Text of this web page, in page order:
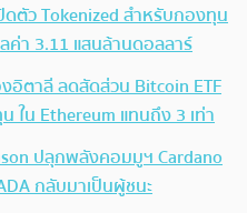
ดตัว Tokenized สำหรับกองทุน
ค่า 3.11 แสนล้านดอลลาร์
ตาลี ลดสัดส่วน Bitcoin ETF
ใน Ethereum แทนถึง 3 เท่า
ปลุกพลังคอมมูฯ Cardano
กลับมาเป็นผู้ชนะ